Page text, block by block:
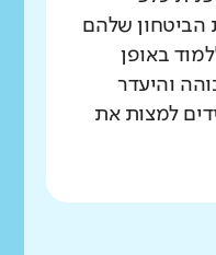
הביטחון שלהם
באופן
והיעדר
למצות את